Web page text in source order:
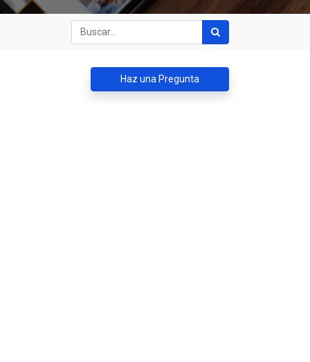
Haz una Pregunta